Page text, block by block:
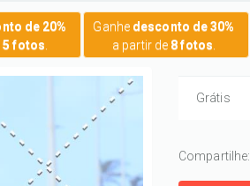
de 20%
5 fotos
Ganhe desconto de 30%
a partir de 8 fotos
Grátis
Compartilhe: